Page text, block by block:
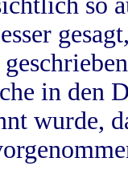
in
wurde,